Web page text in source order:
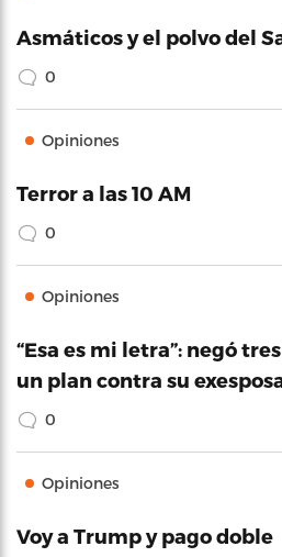
Asmáticos y el polvo del
0
Opiniones
Terror a las 10 AM
0
Opiniones
“Esa es mi letra”: negó
un plan contra su
0
Opiniones
Voy a Trump y pago doble